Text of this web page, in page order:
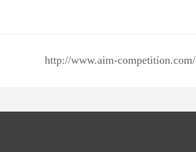
http://www.aim-competition.com/